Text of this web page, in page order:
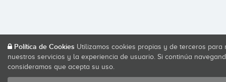
Política de Cookies Utilizamos cookies propias y de terceros para
nuestros servicios y la experiencia de usuario. Si continúa
consideramos que acepta su uso.